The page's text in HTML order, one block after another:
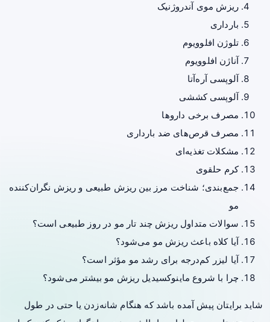
ریزش موی آندروژنیک
بارداری
تلوژن افلوویوم
آناژن افلوویوم
آلوپسی آره‌آتا
آلوپسی کششی
مصرف برخی داروها
مصرف قرص‌های ضد بارداری
مشکلات تغذیه‌ای
کرم حلقوی
جمع‌بندی؛ شناخت مرز بین ریزش طبیعی و ریزش نگران‌کننده
مو
سوالات متداول ریزش چند تار مو در روز طبیعی است؟
آیا کلاه باعث ریزش مو می‌شود؟
آیا لیزر کم‌درجه برای رشد مو مؤثر است؟
چرا با شروع ماینوکسیدیل ریزش مو بیشتر می‌شود؟
شاید برایتان پیش آمده باشد که هنگام شانه‌زدن یا حتی در طول